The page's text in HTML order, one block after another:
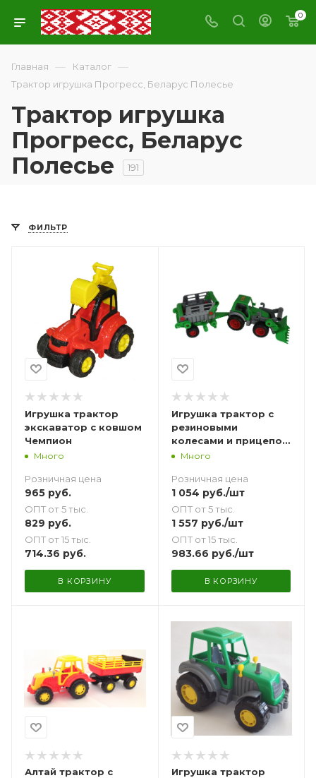
0
Главная — Каталог —
Трактор игрушка Прогресс, Беларус Полесье
Трактор игрушка
Прогресс, Беларус
Полесье
191
ФИЛЬТР
Игрушка трактор
экскаватор с ковшом
Чемпион
Много
Розничная цена
965 руб.
ОПТ от 5 тыс.
829 руб.
ОПТ от 15 тыс.
714.36 руб.
В КОРЗИНУ
Игрушка трактор с
резиновыми
колесами и прицепом
с ручкой
Много
Розничная цена
1 054 руб./шт
ОПТ от 5 тыс.
1 557 руб./шт
ОПТ от 15 тыс.
983.66 руб./шт
В КОРЗИНУ
Алтай трактор с
Игрушка трактор